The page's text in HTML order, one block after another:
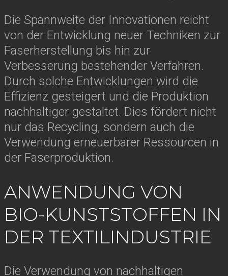
Die Spannweite der Innovationen reicht
von der Entwicklung neuer Techniken zur
Faserherstellung bis hin zur
Verbesserung bestehender Verfahren.
Durch solche Entwicklungen wird die
Effizienz gesteigert und die Produktion
nachhaltiger gestaltet. Dies fördert nicht
nur das Recycling, sondern auch die
Verwendung erneuerbarer Ressourcen in
der Faserproduktion.
ANWENDUNG VON
BIO-KUNSTSTOFFEN IN
DER TEXTILINDUSTRIE
Die Verwendung von nachhaltigen